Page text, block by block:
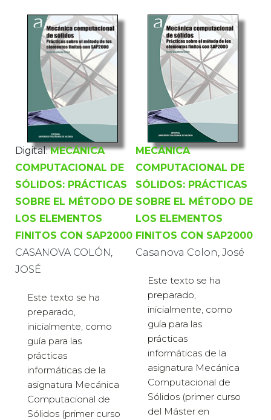
Digital: MECÁNICA
COMPUTACIONAL DE
SÓLIDOS: PRÁCTICAS
SOBRE EL MÉTODO DE
LOS ELEMENTOS
FINITOS CON SAP2000
CASANOVA COLÓN,
JOSÉ
Este texto se ha
preparado,
inicialmente, como
guía para las
prácticas
informáticas de la
asignatura Mecánica
Computacional de
Sólidos (primer curso
MECÁNICA
COMPUTACIONAL DE
SÓLIDOS: PRÁCTICAS
SOBRE EL MÉTODO DE
LOS ELEMENTOS
FINITOS CON SAP2000
Casanova Colon, José
Este texto se ha
preparado,
inicialmente, como
guía para las
prácticas
informáticas de la
asignatura Mecánica
Computacional de
Sólidos (primer curso
del Máster en